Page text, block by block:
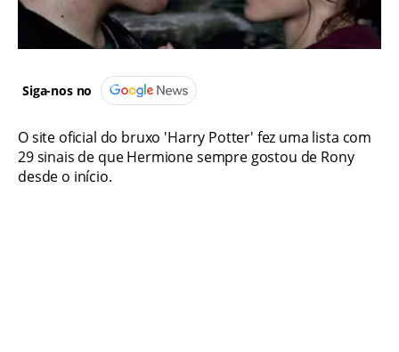
Siga-nos no
O site oficial do bruxo 'Harry Potter' fez uma lista com
29 sinais de que Hermione sempre gostou de Rony
desde o início.